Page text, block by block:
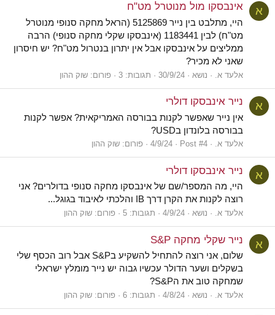
א אינבסקו מול מנוטרל מט"ח
היי, מתלבט בין נייר 5125869 (הראל מחקה סנופי מנוטרל
מט"ח) לבין 1183441 (אינבסקו שקלי מחקה סנופי) הרבה
ממליצים על אינבסקו אבל אין יתרון בנטרול מט"ח? יש חיסרון
שאני לא מכיר?
אלעד א. נושא 30/9/24 תגובות: 3 פורום: שוק ההון
א נייר אינבסקו דולרי
אין נייר שאפשר לקנות בבורסה האמריקאית? אפשר לקנות
בבורסה בלונדון בUSD?
אלעד א. Post #4
4/9/24 פורום: שוק ההון
א נייר אינבסקו דולרי
היי, מה המספר/שם של אינבסקו מחקה סנופי בדולרים? אני
רוצה לקנות את הקרן דרך IB והלכתי לאיבוד בגוגל...
אלעד א. נושא 4/9/24 תגובות: 5 פורום: שוק ההון
א נייר שקלי מחקה S&P
שלום, אני רוצה להתחיל להשקיע בS&P אבל רוב הכסף שלי
בשקלים ושער הדולר עכשיו גבוה יש נייר מומלץ ישראלי
שמחקה טוב את הS&P?
אלעד א. נושא 4/8/24 תגובות: 6 פורום: שוק ההון